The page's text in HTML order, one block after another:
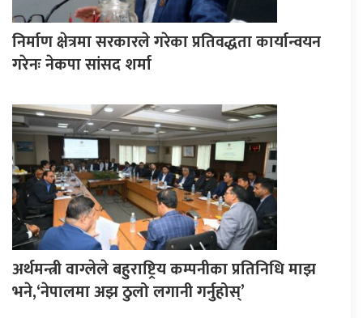
निर्माण क्षेत्रमा सरकारले गरेका प्रतिवद्धता कार्यान्वयन
गरेनः नेकपा सांसद शर्मा
अर्थमन्त्री वाग्लेले बहुराष्ट्रिय कम्पनीका प्रतिनिधि माझ
भने,‘नेपालमा अझ ठुलो लगानी गर्नुहोस्’